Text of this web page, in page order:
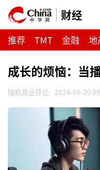
财经
推荐 TMT 金融 地
成长的烦恼：当
陆玖商业评论 2024-06-20